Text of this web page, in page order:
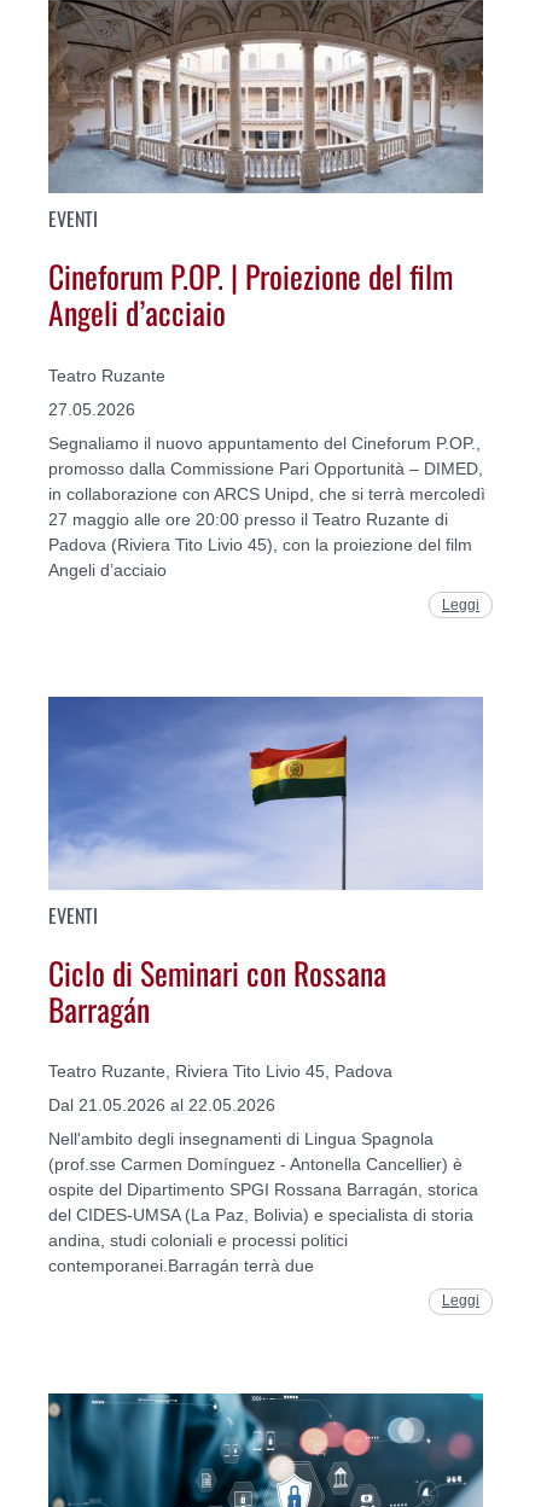
EVENTI
Cineforum P.OP. | Proiezione del film
Angeli d’acciaio
Teatro Ruzante
27.05.2026
Segnaliamo il nuovo appuntamento del Cineforum P.OP.,
promosso dalla Commissione Pari Opportunità – DIMED,
in collaborazione con ARCS Unipd, che si terrà mercoledì
27 maggio alle ore 20:00 presso il Teatro Ruzante di
Padova (Riviera Tito Livio 45), con la proiezione del film
Angeli d’acciaio
Leggi
EVENTI
Ciclo di Seminari con Rossana
Barragán
Teatro Ruzante, Riviera Tito Livio 45, Padova
Dal 21.05.2026 al 22.05.2026
Nell'ambito degli insegnamenti di Lingua Spagnola
(prof.sse Carmen Domínguez - Antonella Cancellier) è
ospite del Dipartimento SPGI Rossana Barragán, storica
del CIDES-UMSA (La Paz, Bolivia) e specialista di storia
andina, studi coloniali e processi politici
contemporanei.Barragán terrà due
Leggi